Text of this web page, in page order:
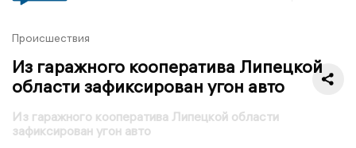
Происшествия
Из гаражного кооператива Липецкой
области зафиксирован угон авто
Из гаражного кооператива Липецкой области
зафиксирован угон авто